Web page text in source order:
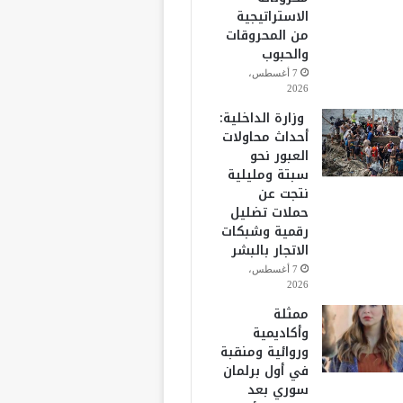
الاستراتيجية
من المحروقات
والحبوب
7 أغسطس،
2026
وزارة الداخلية:
أحداث محاولات
العبور نحو
سبتة ومليلية
نتجت عن
حملات تضليل
رقمية وشبكات
الاتجار بالبشر
7 أغسطس،
2026
ممثلة
وأكاديمية
وروائية ومنقبة
في أول برلمان
سوري بعد